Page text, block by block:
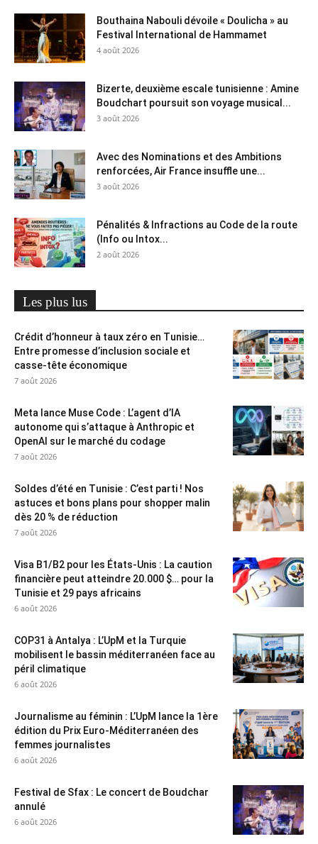
Bouthaina Nabouli dévoile « Doulicha » au
Festival International de Hammamet
4 août 2026
Bizerte, deuxième escale tunisienne : Amine
Boudchart poursuit son voyage musical...
3 août 2026
Avec des Nominations et des Ambitions
renforcées, Air France insuffle une...
3 août 2026
Pénalités & Infractions au Code de la route
(Info ou Intox...
2 août 2026
Les plus lus
Crédit d’honneur à taux zéro en Tunisie…
Entre promesse d’inclusion sociale et
casse-tête économique
7 août 2026
Meta lance Muse Code : L’agent d’IA
autonome qui s’attaque à Anthropic et
OpenAI sur le marché du codage
7 août 2026
Soldes d’été en Tunisie : C’est parti ! Nos
astuces et bons plans pour shopper malin
dès 20 % de réduction
7 août 2026
Visa B1/B2 pour les États-Unis : La caution
financière peut atteindre 20.000 $… pour la
Tunisie et 29 pays africains
6 août 2026
COP31 à Antalya : L’UpM et la Turquie
mobilisent le bassin méditerranéen face au
péril climatique
6 août 2026
Journalisme au féminin : L’UpM lance la 1ère
édition du Prix Euro-Méditerranéen des
femmes journalistes
6 août 2026
Festival de Sfax : Le concert de Boudchar
annulé
6 août 2026